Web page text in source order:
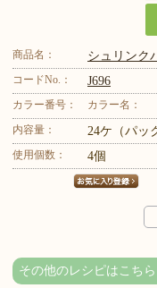
商品名： シュリンク
コードNo.： J696
カラー番号： カラー名：
内容量： 24ケ（パッ
使用個数： 4個
その他のレシピはこちら